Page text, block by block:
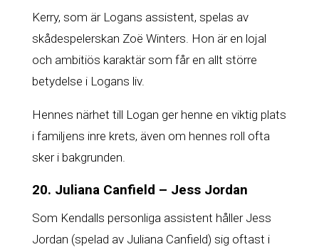
Kerry, som är Logans assistent, spelas av
skådespelerskan Zoë Winters. Hon är en lojal
och ambitiös karaktär som får en allt större
betydelse i Logans liv.
Hennes närhet till Logan ger henne en viktig plats
i familjens inre krets, även om hennes roll ofta
sker i bakgrunden.
20. Juliana Canfield – Jess Jordan
Som Kendalls personliga assistent håller Jess
Jordan (spelad av Juliana Canfield) sig oftast i